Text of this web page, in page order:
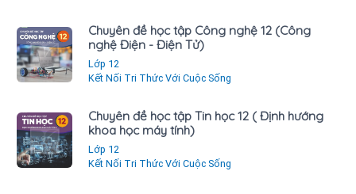
Chuyên đề học tập Công nghệ 12 (Công
nghệ Điện - Điện Tử)
Lớp 12
Kết Nối Tri Thức Với Cuộc Sống
Chuyên đề học tập Tin học 12 ( Định hướng
khoa học máy tính)
Lớp 12
Kết Nối Tri Thức Với Cuộc Sống